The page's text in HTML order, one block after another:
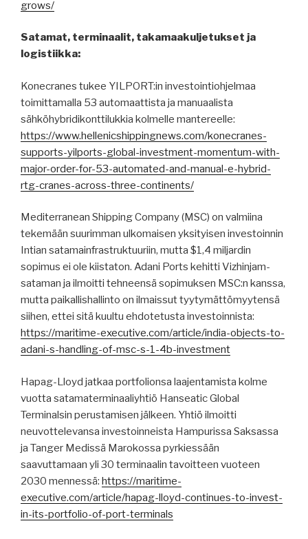
grows/
Satamat, terminaalit, takamaakuljetukset ja
logistiikka:
Konecranes tukee YILPORT:in investointiohjelmaa
toimittamalla 53 automaattista ja manuaalista
sähköhybridikonttilukkia kolmelle mantereelle:
https://www.hellenicshippingnews.com/konecranes-
supports-yilports-global-investment-momentum-with-
major-order-for-53-automated-and-manual-e-hybrid-
rtg-cranes-across-three-continents/
Mediterranean Shipping Company (MSC) on valmiina
tekemään suurimman ulkomaisen yksityisen investoinnin
Intian satamainfrastruktuuriin, mutta $1,4 miljardin
sopimus ei ole kiistaton. Adani Ports kehitti Vizhinjam-
sataman ja ilmoitti tehneensä sopimuksen MSC:n kanssa,
mutta paikallishallinto on ilmaissut tyytymättömyytensä
siihen, ettei sitä kuultu ehdotetusta investoinnista:
https://maritime-executive.com/article/india-objects-to-
adani-s-handling-of-msc-s-1-4b-investment
Hapag-Lloyd jatkaa portfolionsa laajentamista kolme
vuotta satamaterminaaliyhtiö Hanseatic Global
Terminalsin perustamisen jälkeen. Yhtiö ilmoitti
neuvottelevansa investoinneista Hampurissa Saksassa
ja Tanger Medissä Marokossa pyrkiessään
saavuttamaan yli 30 terminaalin tavoitteen vuoteen
2030 mennessä: https://maritime-
executive.com/article/hapag-lloyd-continues-to-invest-
in-its-portfolio-of-port-terminals